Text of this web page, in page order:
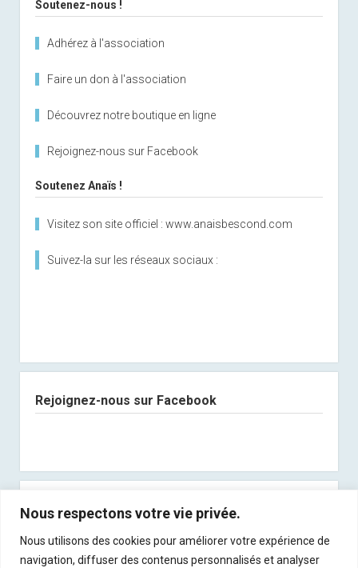
Nous respectons votre vie privée.
Nous utilisons des cookies pour améliorer votre expérience de
navigation, diffuser des contenus personnalisés et analyser
Soutenez-nous !
Adhérez à l'association
Faire un don à l'association
Découvrez notre boutique en ligne
Rejoignez-nous sur Facebook
Soutenez Anaïs !
Visitez son site officiel : www.anaisbescond.com
Suivez-la sur les réseaux sociaux :
Rejoignez-nous sur Facebook
Abonnez-vous à notre newsletter
Recevez les derniers articles directement dans